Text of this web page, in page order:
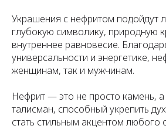
Украшения с нефритом подойдут
глубокую символику, природную
внутреннее равновесие.
универсальности и энергетике,
женщинам, так и мужчинам.
Нефрит — это не просто камень,
талисман, способный укрепить
стать стильным акцентом любого